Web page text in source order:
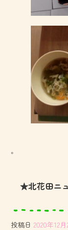
。
★北花田ニ
投稿日 2020年12月